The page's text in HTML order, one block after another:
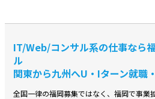
IT/Web/コンサル系の仕事なら
ル
関東から九州へU・Iターン就職
全国⼀律の福岡募集ではなく、福岡で事業